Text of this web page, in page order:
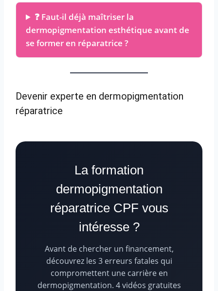
❓ Faut-il déjà maîtriser la
dermopigmentation esthétique avant de
se former en réparatrice ?
Devenir experte en dermopigmentation
réparatrice
La formation
dermopigmentation
réparatrice CPF vous
intéresse ?
Avant de chercher un financement,
découvrez les 3 erreurs fatales qui
compromettent une carrière en
dermopigmentation. 4 vidéos gratuites